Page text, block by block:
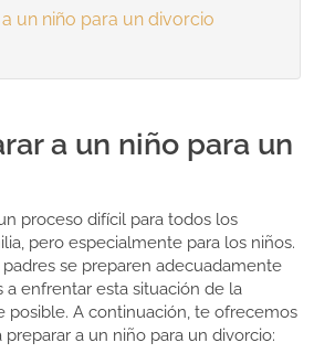
un niño para un divorcio
a un niño para un
proceso difícil para todos los
pero especialmente para los niños.
se preparen adecuadamente
a enfrentar esta situación de la
posible. A continuación, te ofrecemos
a un niño para un divorcio: